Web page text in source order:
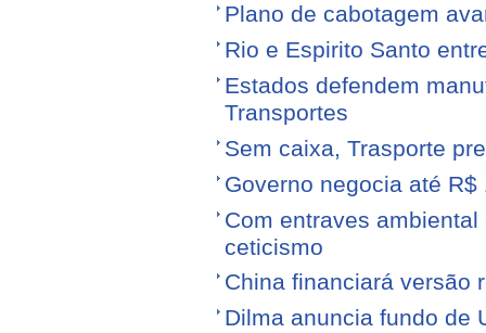
Plano de cabotagem
Rio e Espirito Santo
Estados defendem
Transportes
Sem caixa, Trasporte
Governo negocia até
Com entraves
ceticismo
China financiará versão
Dilma anuncia fundo de